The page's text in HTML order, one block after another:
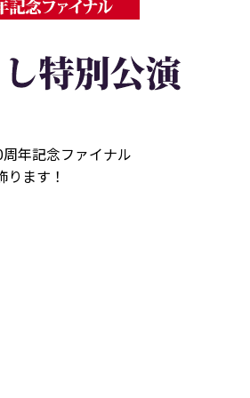
年記念ファイナル
ます！